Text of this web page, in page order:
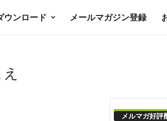
ウンロード メールマガジン登録
メルマガ好評